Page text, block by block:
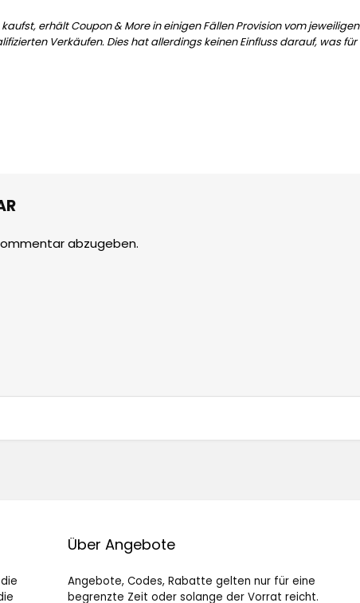
erhält Coupon & More in einigen Fällen Provision vom jeweiligen
Verkäufen. Dies hat allerdings keinen Einfluss darauf, was für
abzugeben.
Über Angebote
Angebote, Codes, Rabatte gelten nur für eine
begrenzte Zeit oder solange der Vorrat reicht.